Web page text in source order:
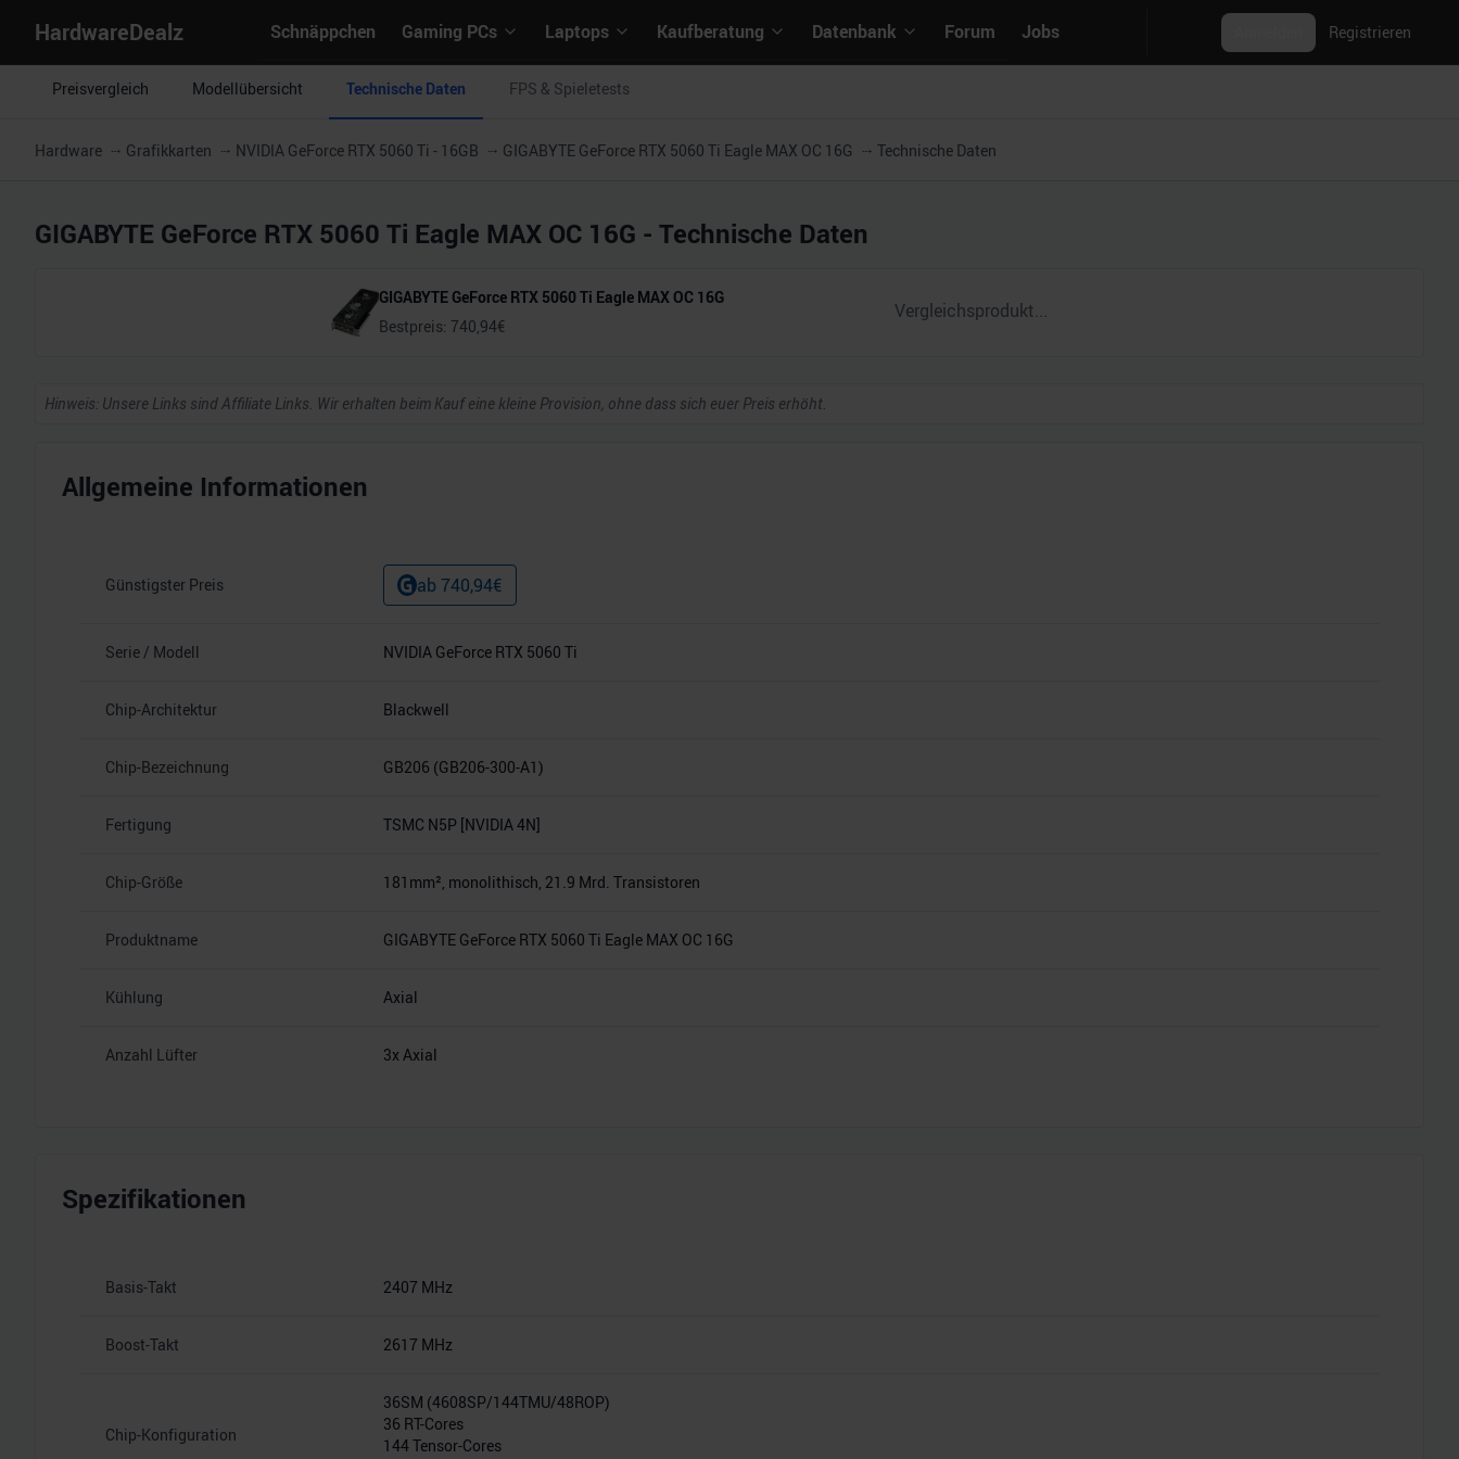
HardwareDealz Schnäppchen Gaming PCs Laptops Kaufberatung Datenbank Forum Jobs Registrieren
Preisvergleich Modellübersicht Technische Daten FPS & Spieletests
Hardware Grafikkarten NVIDIA GeForce RTX 5060 Ti - 16GB GIGABYTE GeForce RTX 5060 Ti Eagle MAX OC 16G Technische Daten
GIGABYTE GeForce RTX 5060 Ti Eagle MAX OC 16G - Technische Daten
GIGABYTE GeForce RTX 5060 Ti Eagle MAX OC 16G
Bestpreis: 740,94€
Hinweis: Unsere Links sind Affiliate Links. Wir erhalten beim Kauf eine kleine Provision, ohne dass sich euer Preis erhöht.
Allgemeine Informationen
Günstigster Preis ab 740,94€
Serie / Modell NVIDIA GeForce RTX 5060 Ti
Chip-Architektur Blackwell
Chip-Bezeichnung GB206 (GB206-300-A1)
Fertigung TSMC N5P [NVIDIA 4N]
Chip-Größe 181mm², monolithisch, 21.9 Mrd. Transistoren
Produktname GIGABYTE GeForce RTX 5060 Ti Eagle MAX OC 16G
Kühlung Axial
Anzahl Lüfter 3x Axial
Spezifikationen
Basis-Takt 2407 MHz
Boost-Takt 2617 MHz
Chip-Konfiguration
36SM (4608SP/144TMU/48ROP)
36 RT-Cores
144 Tensor-Cores